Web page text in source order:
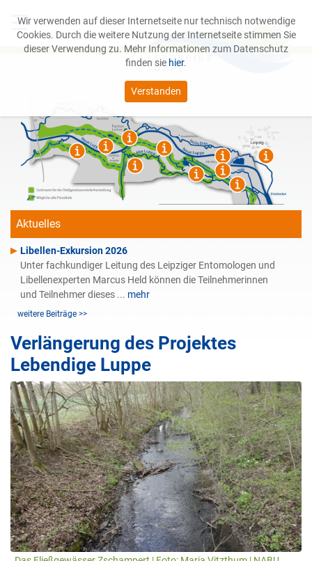
Wir verwenden auf dieser Internetseite nur technisch notwendige
Cookies. Durch die weitere Nutzung der Internetseite stimmen Sie
dieser Verwendung zu. Mehr Informationen zum Datenschutz
finden sie hier.
Verstanden
☰
Leipziger Auwald
Service
Aktuelles
Libellen-Exkursion 2026
Unter fachkundiger Leitung des Leipziger Entomologen und
Libellenexperten Marcus Held können die Teilnehmerinnen
und Teilnehmer dieses ... mehr
weitere Beiträge >>
Verlängerung des Projektes
Lebendige Luppe